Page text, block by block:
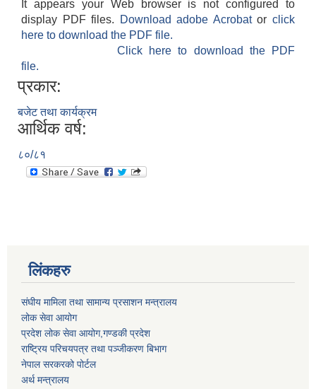
It appears your Web browser is not configured to
display PDF files.
Download adobe Acrobatorclick
here to download the PDF file.
Click here to download the PDF
file.
प्रकार:
बजेट तथा कार्यक्रम
आर्थिक वर्ष:
८०/८१
लिंकहरु
संघीय मामिला तथा सामान्य प्रसाशन मन्त्रालय
लोक सेवा आयोग
प्रदेश लोक सेवा आयोग,गण्डकी प्रदेश
राष्ट्रिय परिचयपत्र तथा पञ्जीकरण बिभाग
नेपाल सरकरको पोर्टल
अर्थ मन्त्रालय